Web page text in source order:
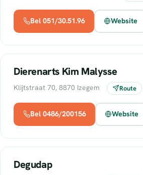
Bel 051/30.51.96 Website
Dierenarts Kim Malysse
Klijtstraat 70, 8870 Izegem Route
Bel 0486/200156 Website
Degudap